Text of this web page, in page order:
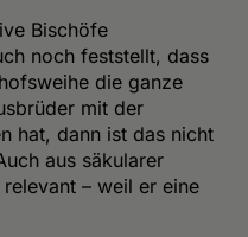
Bischöfe
noch feststellt, dass
die ganze
mit der
hat, dann ist das nicht
aus säkularer
– weil er eine